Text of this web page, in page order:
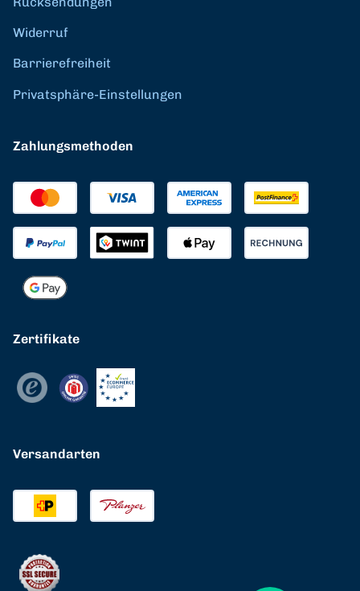
Widerruf
Barrierefreiheit
Privatsphäre-Einstellungen
Zahlungsmethoden
Zertifikate
Versandarten